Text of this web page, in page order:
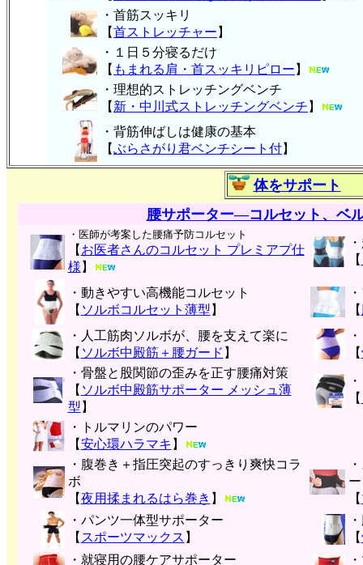
・首筋スッキリ
【首ストレッチャー 】
・１日５分寝るだけ
【 もまれる肩・首スッキリピロー 】
・理想的ストレッチングベンチ
【 新・中川式ストレッチングベンチ 】
・背筋伸ばしは健康の基本
【ぶらさがり君ベンチシート付】
体をサポート
腰サポーター―コルセット、ベ
・医師が考案した腰痛予防コルセット
【 お医者さんのコルセット プレミアプ仕
様 】
【
・動きやすい高機能コルセット
【 ソルボコルセット薄型 】
【
・人工筋肉ソルボが、腰を支えて楽に
【 ソルボ中殿筋＋腰ガード 】
【
・骨盤と股関節の歪みを正す腰痛対策
【 ソルボ中殿筋サポーター メッシュ薄
型 】
【
・トルマリンのパワー
【安心環ハラマキ 】
・腹巻き＋指圧突起のすっきり爽快コラ
ボ
【夜用揉まれるはら巻き 】
ー
【
・パンツ一体型サポーター
【 スポーツマックス 】
【
・就寝用の腰ケアサポーター